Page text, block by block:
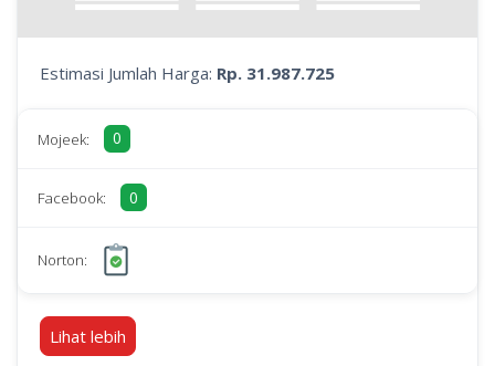
Estimasi Jumlah Harga: Rp. 31.987.725
Mojeek: 0
Facebook: 0
Norton:
Lihat lebih